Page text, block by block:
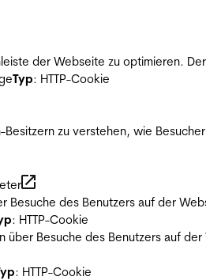
der Webseite zu optimieren.
Typ: HTTP-Cookie
zu verstehen, wie
Besuche des Benutzers auf der
: HTTP-Cookie
über Besuche des Benutzers auf
: HTTP-Cookie